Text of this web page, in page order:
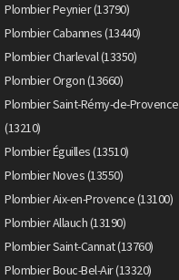
Plombier Peynier (13790)
Plombier Cabannes (13440)
Plombier Charleval (13350)
Plombier Orgon (13660)
Plombier Saint-Rémy-de-Provence
(13210)
Plombier Éguilles (13510)
Plombier Noves (13550)
Plombier Aix-en-Provence (13100)
Plombier Allauch (13190)
Plombier Saint-Cannat (13760)
Plombier Bouc-Bel-Air (13320)